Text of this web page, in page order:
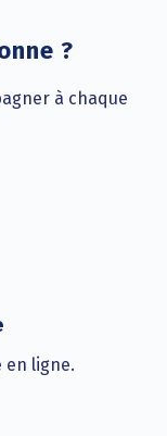
?
à chaque
en ligne.